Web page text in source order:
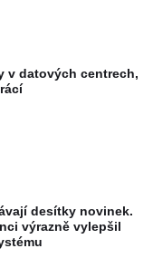
v datových centrech,
desítky novinek.
výrazně vylepšil